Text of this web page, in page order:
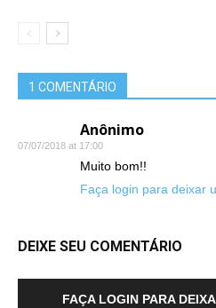
1 COMENTÁRIO
Anônimo
07/07/2018 at 17:00
Muito bom!!
Faça login para deixar
DEIXE SEU COMENTÁRIO
FAÇA LOGIN PARA